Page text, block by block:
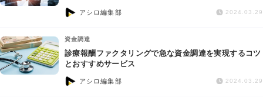
労働問題
債権回収
アシロ編集部 2024.03.29
資金調達
診療報酬ファクタリングで急な資金調達を実現するコツ
とおすすめサービス
アシロ編集部 2024.03.29